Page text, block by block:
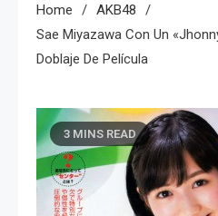
Home
AKB48
Sae Miyazawa Con Un
Doblaje De Película
3 MINS READ